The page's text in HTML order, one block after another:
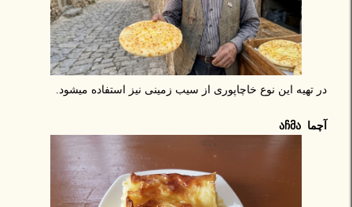
در تهیه این نوع خاچاپوری از سیب زمینی نیز استفاده میشود.
آچما აჩმა